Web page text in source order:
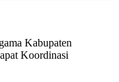
Kabupaten
Koordinasi